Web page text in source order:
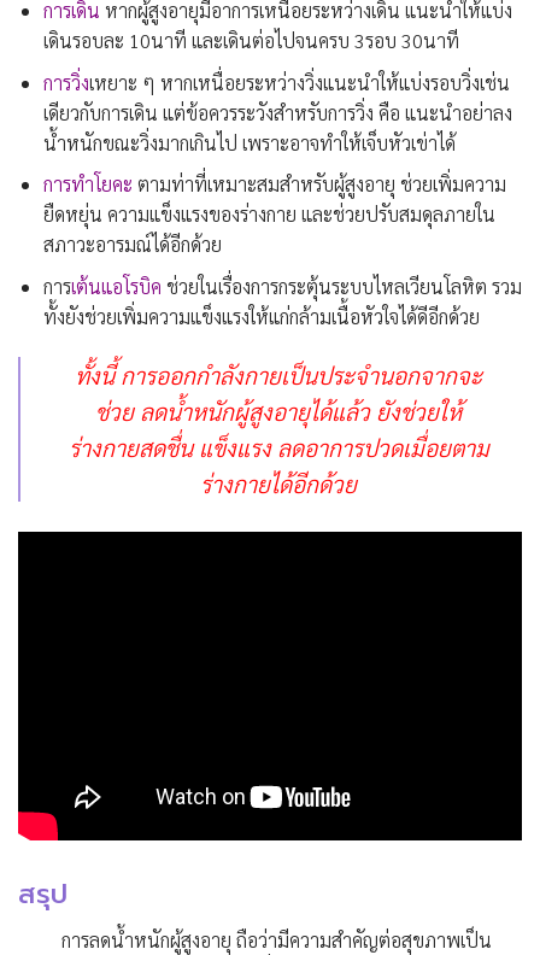
การเดิน หากผู้สูงอายุมีอาการเหนื่อยระหว่างเดิน แนะนำให้แบ่ง
เดินรอบละ 10นาที และเดินต่อไปจนครบ 3รอบ 30นาที
การวิ่งเหยาะ ๆ หากเหนื่อยระหว่างวิ่งแนะนำให้แบ่งรอบวิ่งเช่น
เดียวกับการเดิน แต่ข้อควรระวังสำหรับการวิ่ง คือ แนะนำอย่าลง
น้ำหนักขณะวิ่งมากเกินไป เพราะอาจทำให้เจ็บหัวเข่าได้
การทำโยคะ ตามท่าที่เหมาะสมสำหรับผู้สูงอายุ ช่วยเพิ่มความ
ยืดหยุ่น ความแข็งแรงของร่างกาย และช่วยปรับสมดุลภายใน
สภาวะอารมณ์ได้อีกด้วย
การเต้นแอโรบิค ช่วยในเรื่องการกระตุ้นระบบไหลเวียนโลหิต รวม
ทั้งยังช่วยเพิ่มความแข็งแรงให้แก่กล้ามเนื้อหัวใจได้ดีอีกด้วย
ทั้งนี้ การออกกำลังกายเป็นประจำนอกจากจะ
ช่วย ลดน้ำหนักผู้สูงอายุได้แล้ว ยังช่วยให้
ร่างกายสดชื่น แข็งแรง ลดอาการปวดเมื่อยตาม
ร่างกายได้อีกด้วย
สรุป
การลดน้ำหนักผู้สูงอายุ ถือว่ามีความสำคัญต่อสุขภาพเป็น